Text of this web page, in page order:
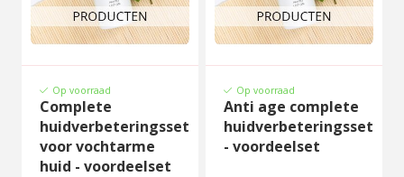
Op voorraad
Complete
huidverbeteringsset
voor vochtarme
huid - voordeelset
Op voorraad
Anti age complete
huidverbeteringsset
- voordeelset